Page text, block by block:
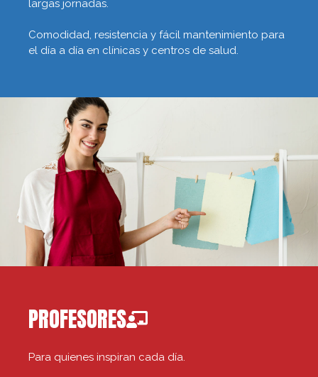
largas jornadas.
Comodidad, resistencia y fácil mantenimiento para
el día a día en clínicas y centros de salud.
PROFESORES
Para quienes inspiran cada día.